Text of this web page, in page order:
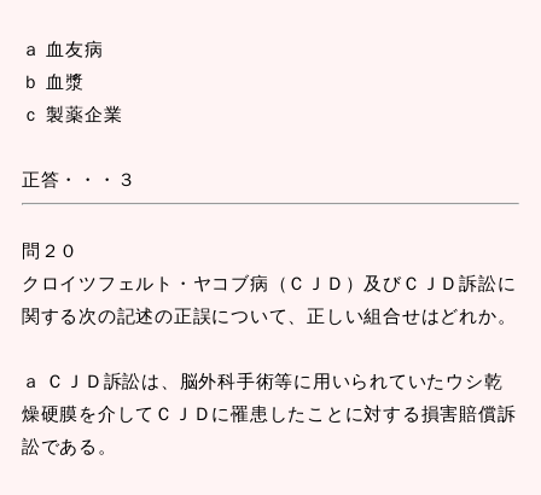
ａ 血友病
ｂ 血漿
ｃ 製薬企業
正答・・・３
問２０
クロイツフェルト・ヤコブ病（ＣＪＤ）及びＣＪＤ訴訟に
関する次の記述の正誤について、正しい組合せはどれか。
ａ ＣＪＤ訴訟は、脳外科手術等に用いられていたウシ乾
燥硬膜を介してＣＪＤに罹患したことに対する損害賠償訴
訟である。